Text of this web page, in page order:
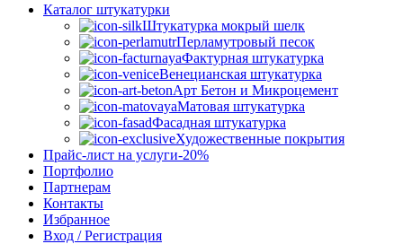
Каталог штукатурки
Штукатурка мокрый шелк
Перламутровый песок
Фактурная штукатурка
Венецианская штукатурка
Арт Бетон и Микроцемент
Матовая штукатурка
Фасадная штукатурка
Художественные покрытия
Прайс-лист на услуги-20%
Портфолио
Партнерам
Контакты
Избранное
Вход / Регистрация